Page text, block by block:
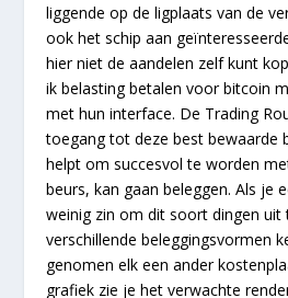
liggende op de ligplaats van de
ook het schip aan
hier niet de aandelen zelf kunt
ik belasting betalen voor bitcoin
met hun interface. De Trading
toegang tot deze best bewaarde
helpt om succesvol te worden
beurs, kan gaan beleggen. Als je
weinig zin om dit soort dingen uit
verschillende beleggingsvormen
genomen elk een ander
grafiek zie je het verwachte